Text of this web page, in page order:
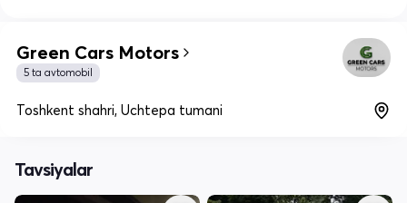
Green Cars Motors
5 ta avtomobil
Toshkent shahri, Uchtepa tumani
Tavsiyalar